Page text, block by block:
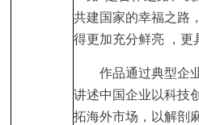
共建国家的幸福之路
得更加充分鲜亮 ，更
作品通过典型企业
讲述中国企业以科技
拓海外市场，以解剖